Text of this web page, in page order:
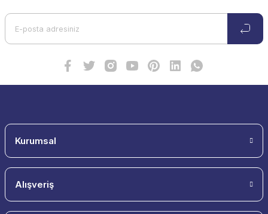
Kurumsal
Alışveriş